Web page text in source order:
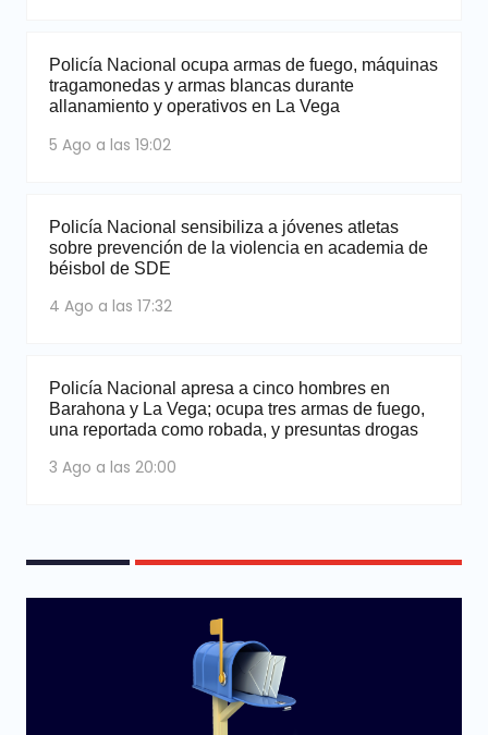
Policía Nacional ocupa armas de fuego, máquinas
tragamonedas y armas blancas durante
allanamiento y operativos en La Vega
5 Ago a las 19:02
Policía Nacional sensibiliza a jóvenes atletas
sobre prevención de la violencia en academia de
béisbol de SDE
4 Ago a las 17:32
Policía Nacional apresa a cinco hombres en
Barahona y La Vega; ocupa tres armas de fuego,
una reportada como robada, y presuntas drogas
3 Ago a las 20:00